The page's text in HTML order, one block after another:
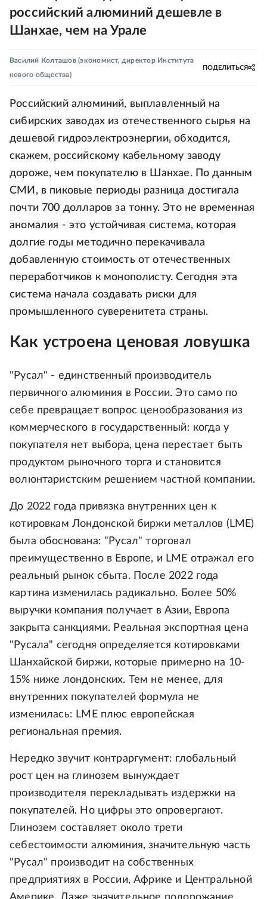
российский алюминий дешевле в
Шанхае, чем на Урале
Василий Колташов(экономист, директор Института
нового общества)
ПОДЕЛИТЬСЯ
Российский алюминий, выплавленный на
сибирских заводах из отечественного сырья на
дешевой гидроэлектроэнергии, обходится,
скажем, российскому кабельному заводу
дороже, чем покупателю в Шанхае. По данным
СМИ, в пиковые периоды разница достигала
почти 700 долларов за тонну. Это не временная
аномалия - это устойчивая система, которая
долгие годы методично перекачивала
добавленную стоимость от отечественных
переработчиков к монополисту. Сегодня эта
система начала создавать риски для
промышленного суверенитета страны.
Как устроена ценовая ловушка
"Русал" - единственный производитель
первичного алюминия в России. Это само по
себе превращает вопрос ценообразования из
коммерческого в государственный: когда у
покупателя нет выбора, цена перестает быть
продуктом рыночного торга и становится
волюнтаристским решением частной компании.
До 2022 года привязка внутренних цен к
котировкам Лондонской биржи металлов (LME)
была обоснована: "Русал" торговал
преимущественно в Европе, и LME отражал его
реальный рынок сбыта. После 2022 года
картина изменилась радикально. Более 50%
выручки компания получает в Азии, Европа
закрыта санкциями. Реальная экспортная цена
"Русала" сегодня определяется котировками
Шанхайской биржи, которые примерно на 10-
15% ниже лондонских. Тем не менее, для
внутренних покупателей формула не
изменилась: LME плюс европейская
региональная премия.
Нередко звучит контраргумент: глобальный
рост цен на глинозем вынуждает
производителя перекладывать издержки на
покупателей. Но цифры это опровергают.
Глинозем составляет около трети
себестоимости алюминия, значительную часть
"Русал" производит на собственных
предприятиях в России, Африке и Центральной